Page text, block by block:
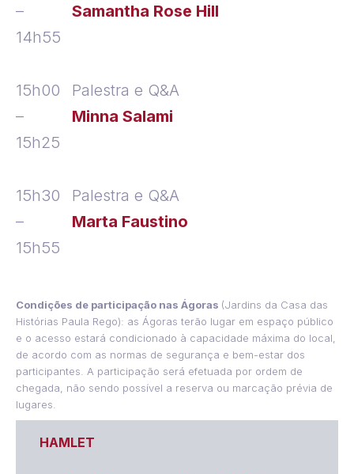
–
14h55
Samantha Rose Hill
15h00
–
15h25
Palestra e Q&A
Minna Salami
15h30
–
15h55
Palestra e Q&A
Marta Faustino
Condições de participação nas Ágoras (Jardins da Casa das
Histórias Paula Rego): as Ágoras terão lugar em espaço público
e o acesso estará condicionado à capacidade máxima do local,
de acordo com as normas de segurança e bem-estar dos
participantes. A participação será efetuada por ordem de
chegada, não sendo possível a reserva ou marcação prévia de
lugares.
HAMLET